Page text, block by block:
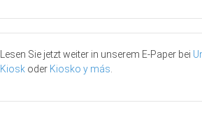
Lesen Sie jetzt weiter in unserem E-Paper bei
Kiosk oder Kiosko y más